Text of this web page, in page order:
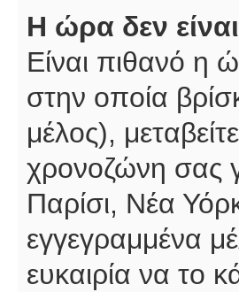
Η ώρα δεν
Είναι πιθανό η
στην οποία
μέλος),
χρονοζώνη σας
Παρίσι, Νέα
εγγεγραμμένα
ευκαιρία να το